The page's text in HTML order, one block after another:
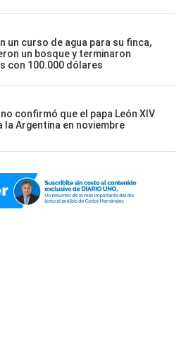
un curso de agua para su finca,
un bosque y terminaron
con 100.000 dólares
confirmó que el papa León XIV
la Argentina en noviembre